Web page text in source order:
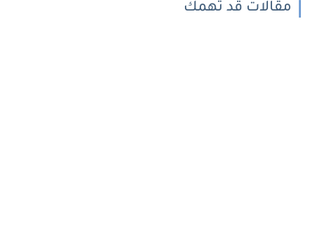
مقالات قد تهمك